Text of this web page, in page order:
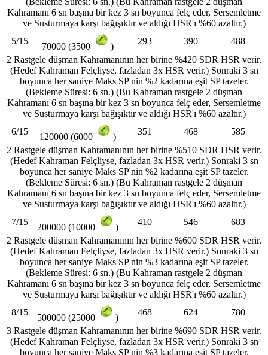
Kahramanı 6 sn başına bir kez 3 sn boyunca felç eder, Sersemletme
ve Susturmaya karşı bağışıktır ve aldığı HSR'ı %60 azaltır.)
5/15
70000 (3500 )
293 390
488
2 Rastgele düşman Kahramanının her birine %420 SDR HSR verir.
(Hedef Kahraman Felçliyse, fazladan 3x HSR verir.) Sonraki 3 sn
boyunca her saniye Maks SP'nin %2 kadarına eşit SP tazeler.
(Bekleme Süresi: 6 sn.) (Bu Kahraman rastgele 2 düşman
Kahramanı 6 sn başına bir kez 3 sn boyunca felç eder, Sersemletme
ve Susturmaya karşı bağışıktır ve aldığı HSR'ı %60 azaltır.)
6/15
120000 (6000 )
351 468
585
2 Rastgele düşman Kahramanının her birine %510 SDR HSR verir.
(Hedef Kahraman Felçliyse, fazladan 3x HSR verir.) Sonraki 3 sn
boyunca her saniye Maks SP'nin %2 kadarına eşit SP tazeler.
(Bekleme Süresi: 6 sn.) (Bu Kahraman rastgele 2 düşman
Kahramanı 6 sn başına bir kez 3 sn boyunca felç eder, Sersemletme
ve Susturmaya karşı bağışıktır ve aldığı HSR'ı %60 azaltır.)
7/15
200000 (10000 )
410 546
683
2 Rastgele düşman Kahramanının her birine %600 SDR HSR verir.
(Hedef Kahraman Felçliyse, fazladan 3x HSR verir.) Sonraki 3 sn
boyunca her saniye Maks SP'nin %3 kadarına eşit SP tazeler.
(Bekleme Süresi: 6 sn.) (Bu Kahraman rastgele 2 düşman
Kahramanı 6 sn başına bir kez 3 sn boyunca felç eder, Sersemletme
ve Susturmaya karşı bağışıktır ve aldığı HSR'ı %60 azaltır.)
8/15
500000 (25000 )
468 624
780
3 Rastgele düşman Kahramanının her birine %690 SDR HSR verir.
(Hedef Kahraman Felçliyse, fazladan 3x HSR verir.) Sonraki 3 sn
boyunca her saniye Maks SP'nin %3 kadarına eşit SP tazeler.